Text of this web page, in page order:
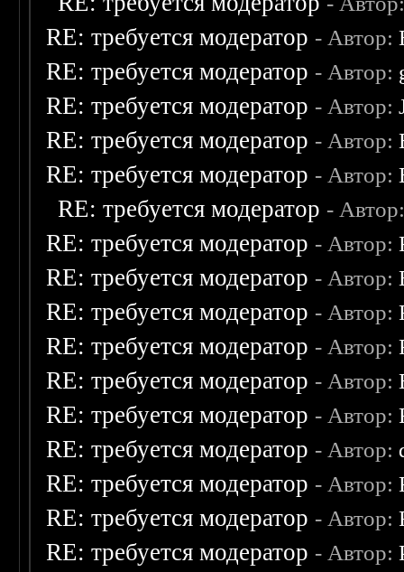
RE: требуется модератор - Автор:
RE: требуется модератор - Автор:
RE: требуется модератор - Автор:
RE: требуется модератор - Автор:
RE: требуется модератор - Автор:
RE: требуется модератор -
RE: требуется модератор - Автор:
RE: требуется модератор - Автор:
RE: требуется модератор - Автор:
RE: требуется модератор - Автор:
RE: требуется модератор - Автор:
RE: требуется модератор - Автор:
RE: требуется модератор - Автор:
RE: требуется модератор - Автор:
RE: требуется модератор - Автор:
RE: требуется модератор - Автор: